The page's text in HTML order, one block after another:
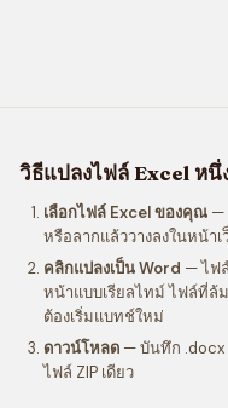
วิธีแปลงไฟล์ Excel ห
เลือกไฟล์ Excel ของคุณ —
หรือลากแล้ววางลงในหน้าเ
คลิกแปลงเป็น Word — ไฟ
หน้าแบบเรียลไทม์ ไฟล์ที่ล้
ต้องเริ่มแบทช์ใหม่
ดาวน์โหลด — บันทึก
ไฟล์ ZIP เดียว